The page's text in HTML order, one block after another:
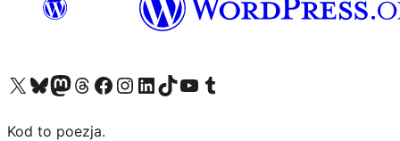
Odwiedź nasze konto X (dawniej Twitter)
Odwiedź nasze konto Bluesky
Odwiedź nasze konto na Mastodoncie
Odwiedź naszego Threadsa
Odwiedź naszego Facebooka
Odwiedź nasze konto na Instagramie
Odwiedź nasze konto na LinkedIn
Odwiedź naszego TikToka
Odwiedź nasz kanał YouTube
Odwiedź naszego Tumblra
Kod to poezja.